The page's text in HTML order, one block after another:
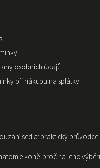
osobních údajů
při nákupu na splátky
sedla: praktický
koně: proč na jeho